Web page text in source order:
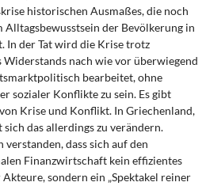
historischen Ausmaßes, die noch
Alltagsbewusstsein der Bevölkerung in
In der Tat wird die Krise trotz
Widerstands nach wie vor überwiegend
bearbeitet, ohne
sozialer Konflikte zu sein. Es gibt
Krise und Konflikt. In Griechenland,
das allerdings zu verändern.
dass sich auf den
Finanzwirtschaft kein effizientes
sondern ein „Spektakel reiner